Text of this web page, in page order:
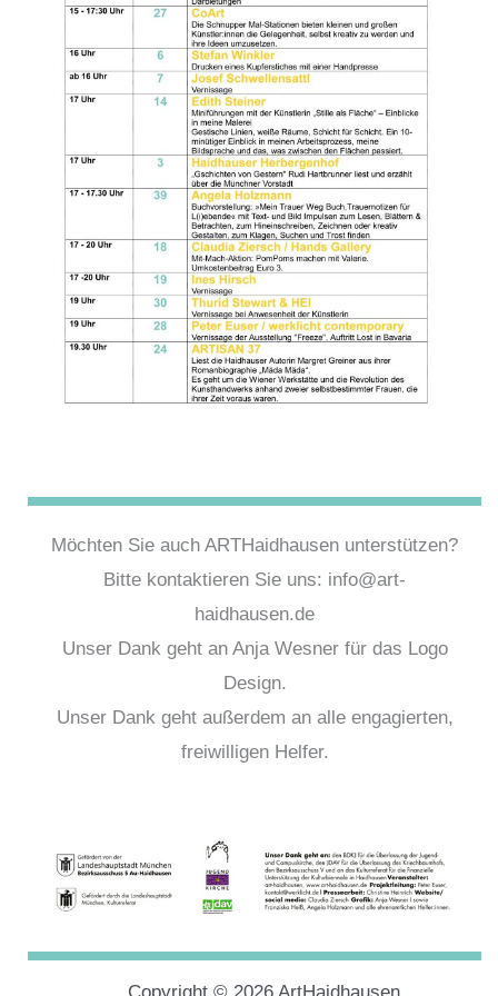
Möchten Sie auch ARTHaidhausen unterstützen?
Bitte kontaktieren Sie uns: info@art-
haidhausen.de
Unser Dank geht an Anja Wesner für das Logo
Design.
Unser Dank geht außerdem an alle engagierten,
freiwilligen Helfer.